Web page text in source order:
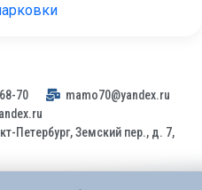
70
mamo70@yandex.ru
Петербург, Земский пер., д. 7,